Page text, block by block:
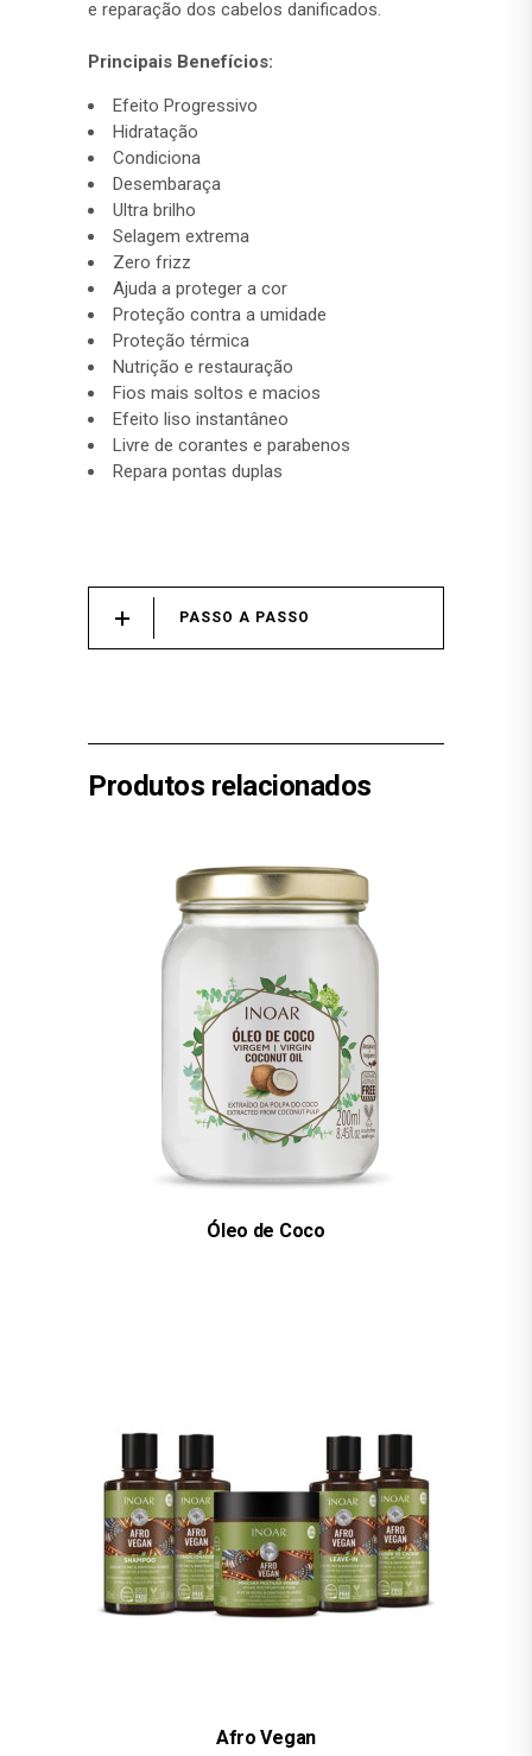
e reparação dos cabelos danificados.
Principais Benefícios:
Efeito Progressivo
Hidratação
Condiciona
Desembaraça
Ultra brilho
Selagem extrema
Zero frizz
Ajuda a proteger a cor
Proteção contra a umidade
Proteção térmica
Nutrição e restauração
Fios mais soltos e macios
Efeito liso instantâneo
Livre de corantes e parabenos
Repara pontas duplas
PASSO A PASSO
Produtos relacionados
Óleo de Coco
Afro Vegan